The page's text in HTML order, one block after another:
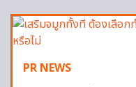
PR NEWS